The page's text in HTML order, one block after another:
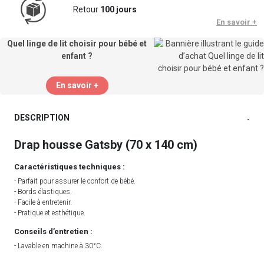
Retour 100 jours
En savoir +
Quel linge de lit choisir pour bébé et
enfant ?
En savoir +
DESCRIPTION -
Drap housse Gatsby (70 x 140 cm)
Caractéristiques techniques :
- Parfait pour assurer le confort de bébé.
- Bords élastiques.
- Facile à entretenir.
- Pratique et esthétique.
Conseils d’entretien :
- Lavable en machine à 30°C.